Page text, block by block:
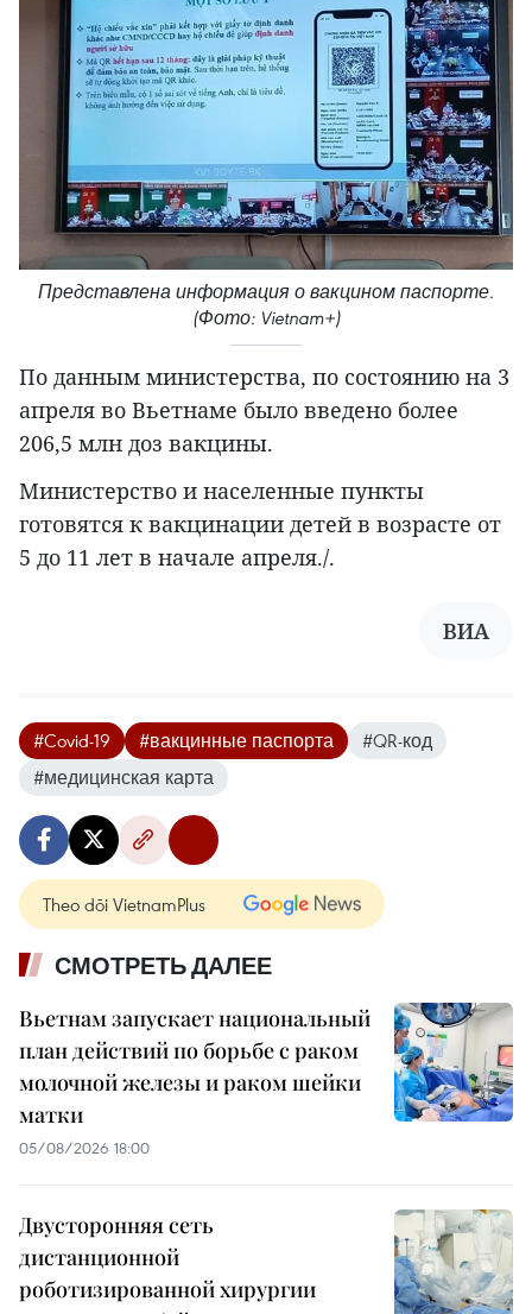
Представлена информация о вакцином паспорте.
(Фото: Vietnam+)
По данным министерства, по состоянию на 3
апреля во Вьетнаме было введено более
206,5 млн доз вакцины.
Министерство и населенные пункты
готовятся к вакцинации детей в возрасте от
5 до 11 лет в начале апреля./.
ВИА
#Covid-19 #вакцинные паспорта
#QR-код
#медицинская карта
Theo dõi VietnamPlus
СМОТРЕТЬ ДАЛЕЕ
Вьетнам запускает национальный
план действий по борьбе с раком
молочной железы и раком шейки
матки
05/08/2026 18:00
Двусторонняя сеть
дистанционной
роботизированной хирургии